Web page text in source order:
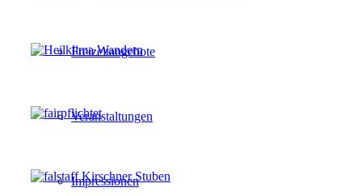
Freizeitangebote
Veranstaltungen
Impressionen